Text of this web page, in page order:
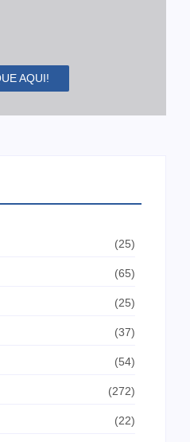
AQUI!
(25)
(65)
(25)
(37)
(54)
(272)
(22)